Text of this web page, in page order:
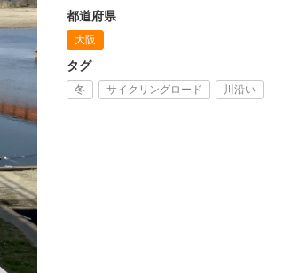
都道府県
大阪
タグ
冬 サイクリングロード 川沿い